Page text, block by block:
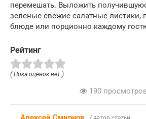
перемешать. Выложить
зеленые свежие салатные листики,
блюде или порционно каждому
Рейтинг
( Пока оценок нет )
190